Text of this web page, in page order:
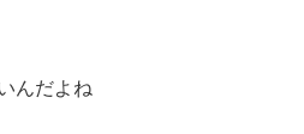
んだよね